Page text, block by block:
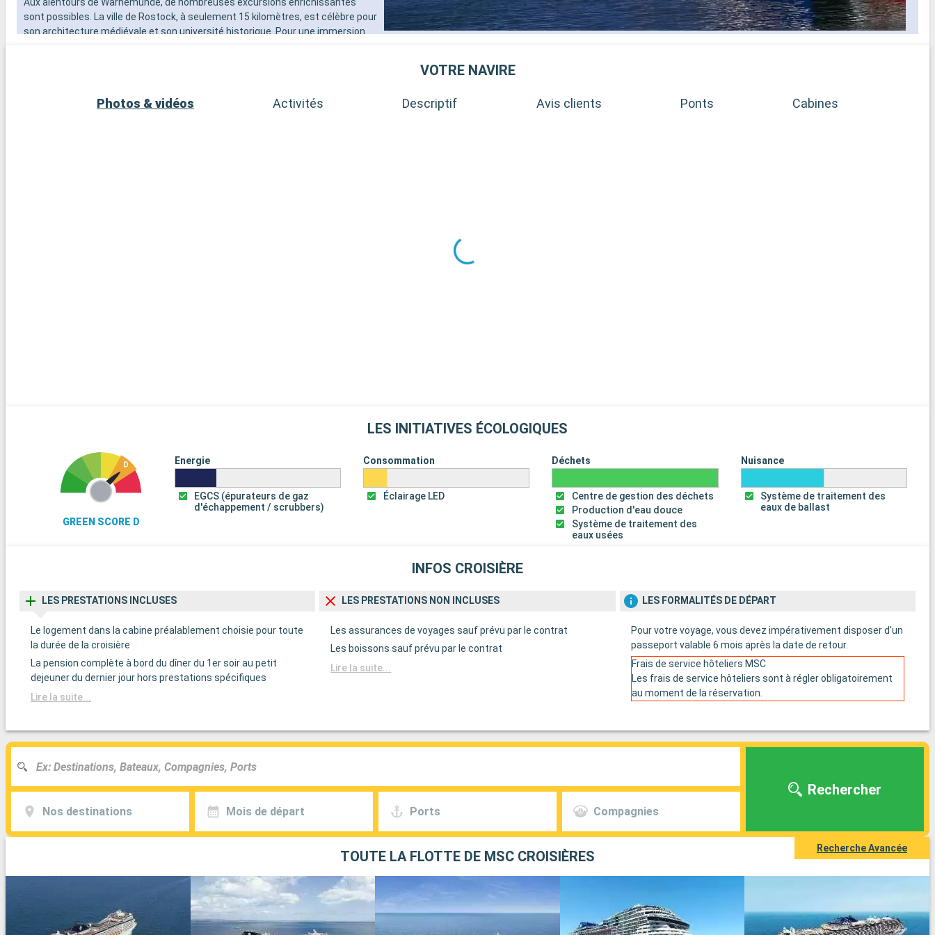
sont possibles. La ville de Rostock, à seulement 15 kilomètres, est célèbre pour
son architecture médiévale et son université historique. Pour une immersion
Enfin, la ville de Schwerin, avec son magnifique château situé sur un lac, est un
VOTRE NAVIRE
Photos & vidéos Activités Descriptif Avis clients Ponts Cabines
LES INITIATIVES ÉCOLOGIQUES
GREEN SCORE D
Energie
EGCS (épurateurs de gaz
d'échappement / scrubbers)
Consommation
Éclairage LED
Déchets
Centre de gestion des déchets
Production d'eau douce
Système de traitement des
eaux usées
Nuisance
Système de traitement des
eaux de ballast
INFOS CROISIÈRE
LES PRESTATIONS INCLUSES
Le logement dans la cabine préalablement choisie pour toute
la durée de la croisière
La pension complète à bord du dîner du 1er soir au petit
dejeuner du dernier jour hors prestations spécifiques
Lire la suite...
LES PRESTATIONS NON INCLUSES
Les assurances de voyages sauf prévu par le contrat
Les boissons sauf prévu par le contrat
Lire la suite...
LES FORMALITÉS DE DÉPART
Pour votre voyage, vous devez impérativement disposer d'un
passeport valable 6 mois après la date de retour.
Frais de service hôteliers MSC
Les frais de service hôteliers sont à régler obligatoirement
au moment de la réservation.
Nos destinations Mois de départ Ports Compagnies
Rechercher
Recherche Avancée
TOUTE LA FLOTTE DE MSC CROISIÈRES